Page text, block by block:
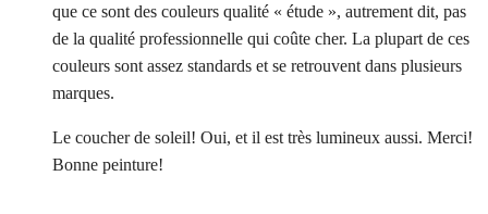
que ce sont des couleurs qualité « étude », autrement dit, pas
de la qualité professionnelle qui coûte cher. La plupart de ces
couleurs sont assez standards et se retrouvent dans plusieurs
marques.
Le coucher de soleil! Oui, et il est très lumineux aussi. Merci!
Bonne peinture!